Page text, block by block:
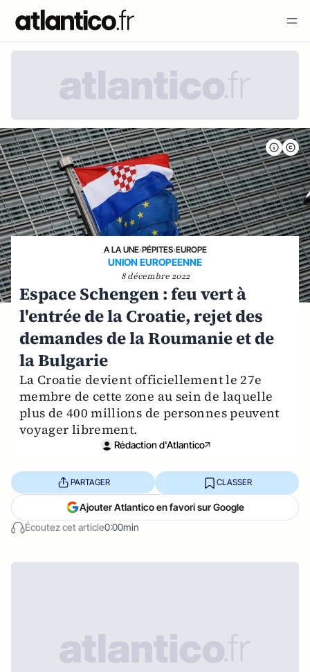
A LA UNE›PÉPITES›EUROPE
UNION EUROPEENNE
8 décembre 2022
Espace Schengen : feu vert à
l'entrée de la Croatie, rejet des
demandes de la Roumanie et de
la Bulgarie
La Croatie devient officiellement le 27e
membre de cette zone au sein de laquelle
plus de 400 millions de personnes peuvent
voyager librement.
Rédaction d'Atlantico
Écoutez cet article0:00min
PARTAGER CLASSER
Ajouter Atlantico en favori sur Google